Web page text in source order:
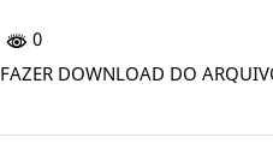
0
FAZER DOWNLOAD DO